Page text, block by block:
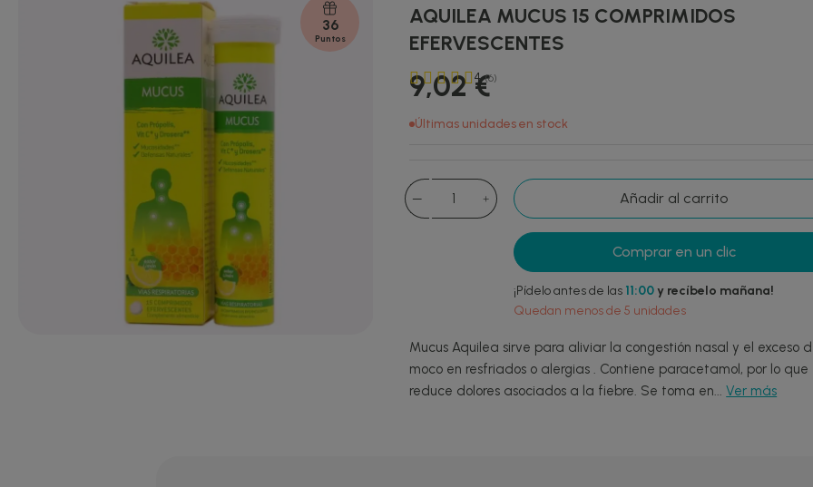
36
Puntos
AQUILEA MUCUS 15 COMPRIMIDOS
EFERVESCENTES
9,02 €
4 (6)
Últimas unidades en stock
Añadir al carrito
Comprar en un clic
¡Pídelo antes de las 11:00y recíbelo mañana!
Quedan menos de 5 unidades
Mucus Aquilea sirve para aliviar la congestión nasal y el exceso
moco en resfriados o alergias . Contiene paracetamol, por lo que
reduce dolores asociados a la fiebre. Se toma en...Ver más